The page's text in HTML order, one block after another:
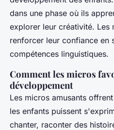
dans une phase où ils
explorer leur créativité. Les
renforcer leur confiance en
compétences linguistiques.
Comment les micros
développement
Les micros amusants
les enfants puissent
chanter, raconter des